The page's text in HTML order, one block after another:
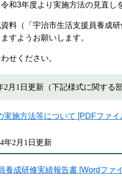
和3年度より実施方法の見直し
料（「宇治市生活支援員養成
すようお願いします。
せください。
1日更新（下記様式に関する部
施方法等について [PDFファイ
2月1日更新
養成研修実績報告書 [Wordファ